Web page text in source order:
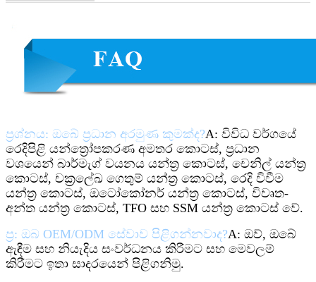
ප්‍රශ්නය: ඔබේ ප්‍රධාන අරමුණ කුමක්ද?A: විවිධ වර්ගයේ
රෙදිපිළි යන්ත්‍රෝපකරණ අමතර කොටස්, ප්‍රධාන
වශයෙන් බාර්මැග් වයනය යන්ත්‍ර කොටස්, චෙනිල් යන්ත්‍ර
කොටස්, චක්‍රලේඛ ගෙතුම් යන්ත්‍ර කොටස්, රෙදි විවීම
යන්ත්‍ර කොටස්, ඔටෝකෝනර් යන්ත්‍ර කොටස්, විවෘත-
අන්ත යන්ත්‍ර කොටස්, TFO සහ SSM යන්ත්‍ර කොටස් වේ.
ප්‍ර: ඔබ OEM/ODM සේවාව පිළිගන්නවාද?A: ඔව්, ඔබේ
ඇඳීම සහ නියැදිය සංවර්ධනය කිරීමට සහ මෙවලම්
කිරීමට ඉතා සාදරයෙන් පිළිගනිමු.